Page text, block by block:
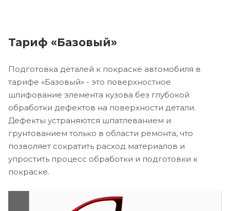
Тариф «Базовый»
Подготовка деталей к покраске автомобиля в
тарифе «Базовый» - это поверхностное
шлифование элемента кузова без глубокой
обработки дефектов на поверхности детали.
Дефекты устраняются шпатлеванием и
грунтованием только в области ремонта, что
позволяет сократить расход материалов и
упростить процесс обработки и подготовки к
покраске.